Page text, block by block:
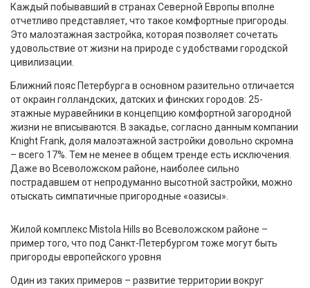
Каждый побывавший в странах Северной Европы вполне
отчетливо представляет, что такое комфортные пригороды.
Это малоэтажная застройка, которая позволяет сочетать
удовольствие от жизни на природе с удобствами городской
цивилизации.
Ближний пояс Петербурга в основном разительно отличается
от окраин голландских, датских и финских городов: 25-
этажные муравейники в концепцию комфортной загородной
жизни не вписываются. В закадье, согласно данным компании
Knight Frank, доля малоэтажной застройки довольно скромна
– всего 17%. Тем не менее в общем тренде есть исключения.
Даже во Всеволожском районе, наиболее сильно
пострадавшем от непродуманно высотной застройки, можно
отыскать симпатичные пригородные «оазисы».
Жилой комплекс Mistola Hills во Всеволожском районе –
пример того, что под Санкт-Петербургом тоже могут быть
пригороды европейского уровня
Один из таких примеров – развитие территории вокруг